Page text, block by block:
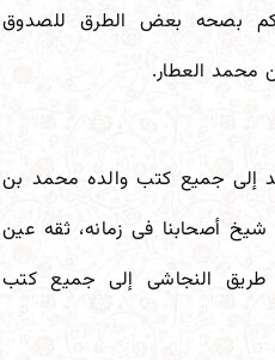
بصحه بعض الطرق للصدوق
محمد العطار.
إلى جمیع کتب والده محمد بن
أصحابنا فی زمانه، ثقه عین
طریق النجاشی إلى جمیع کتب